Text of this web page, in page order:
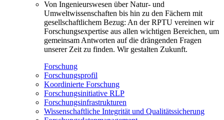
Von Ingenieurswesen über Natur- und
Umweltwissenschaften bis hin zu den Fächern mit
gesellschaftlichem Bezug: An der RPTU vereinen wir
Forschungsexpertise aus allen wichtigen Bereichen, um
gemeinsam Antworten auf die drängenden Fragen
unserer Zeit zu finden. Wir gestalten Zukunft.
Forschung
Forschungsprofil
Koordinierte Forschung
Forschungsinitiative RLP
Forschungsinfrastrukturen
Wissenschaftliche Integrität und Qualitätssicherung